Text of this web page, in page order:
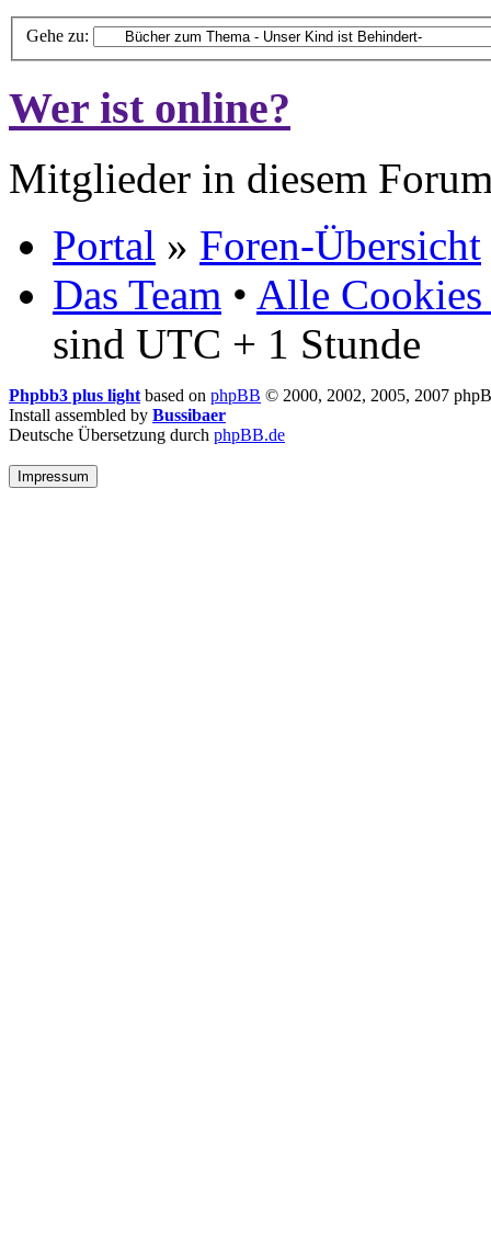
Gehe zu:
Wer ist online?
Mitglieder in diesem
Portal » Foren-Übersicht
Das Team • Alle Cookies
sind UTC + 1 Stunde
Phpbb3 plus light based on phpBB © 2000, 2002, 2005, 2007
Install assembled by Bussibaer
Deutsche Übersetzung durch phpBB.de